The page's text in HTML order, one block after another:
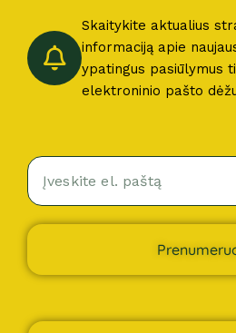
Skaitykite aktualius
informaciją apie
ypatingus pasiūlymus
elektroninio pašto